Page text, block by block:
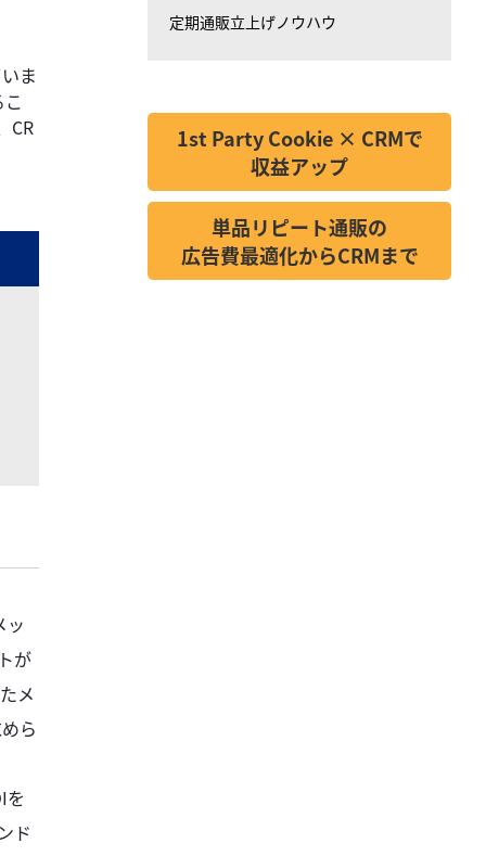
ま
CR
ッ
が
メ
ら
を
ド
定期通販立上げノウハウ
1st Party Cookie × CRMで
収益アップ
単品リピート通販の
広告費最適化からCRMまで